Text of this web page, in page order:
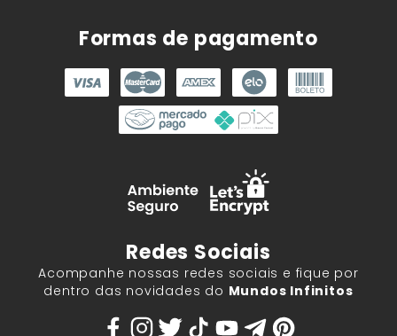
Formas de pagamento
Redes Sociais
Acompanhe nossas redes sociais e fique por
dentro das novidades do Mundos Infinitos